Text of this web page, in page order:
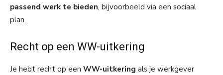
passend werk te bieden, bijvoorbeeld via een sociaal
plan.
Recht op een WW-uitkering
Je hebt recht op een WW-uitkering als je werkgever